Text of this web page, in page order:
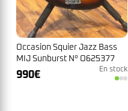
Occasion Squier Jazz Bass
MIJ Sunburst N° O625377
1993/1994
990€ En stock